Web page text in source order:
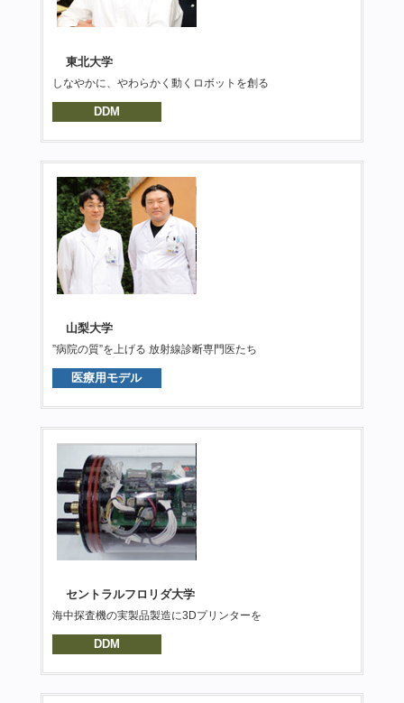
東北大学
しなやかに、やわらかく動くロボットを創る
DDM
山梨大学
”病院の質”を上げる 放射線診断専門医たち
医療用モデル
セントラルフロリダ大学
海中探査機の実製品製造に3Dプリンターを
DDM